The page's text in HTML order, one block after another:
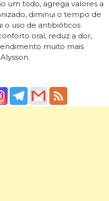
um todo, agrega valores a
diminui o tempo de
o uso de antibióticos
oral, reduz a dor,
muito mais